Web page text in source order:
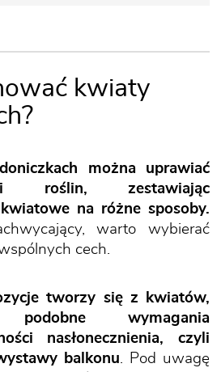
kwiaty
można uprawiać
roślin, zestawiając
na różne sposoby.
warto wybierać
cech.
tworzy się z kwiatów,
wymagania
nasłonecznienia, czyli
balkonu. Pod uwagę